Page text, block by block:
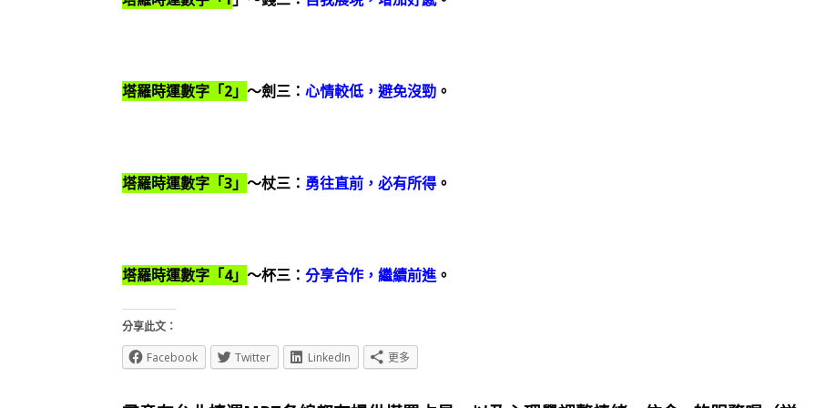
塔羅時運數字「2」～劍三：心情較低，避免沒勁 。
塔羅時運數字「3」～杖三： 勇往直前，必有所得 。
塔羅時運數字「4」～杯三：分享合作，繼續前進 。
分享此文：
Facebook
Twitter LinkedIn 更多